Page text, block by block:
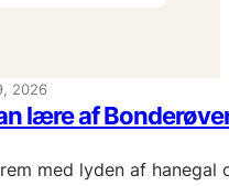
2026
lære af
med lyden af